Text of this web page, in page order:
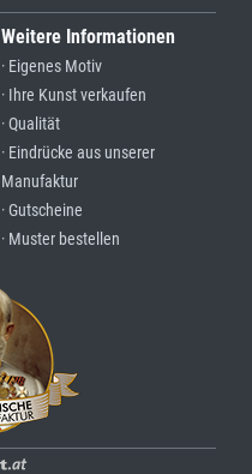
Weitere Informationen
· Eigenes Motiv
· Ihre Kunst verkaufen
· Qualität
· Eindrücke aus unserer
Manufaktur
· Gutscheine
· Muster bestellen